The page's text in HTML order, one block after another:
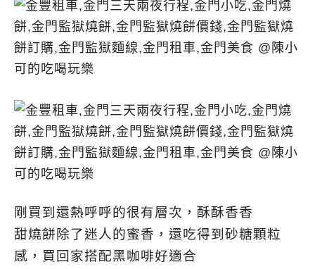
剛買到還熱呼呼的很有層次，酥酥香香
甜燒餅除了迷人的蜜香，還吃得到砂糖顆粒
感，買回家搭配黑咖啡好適合